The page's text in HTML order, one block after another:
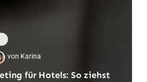
von Karina
für Hotels: So ziehst